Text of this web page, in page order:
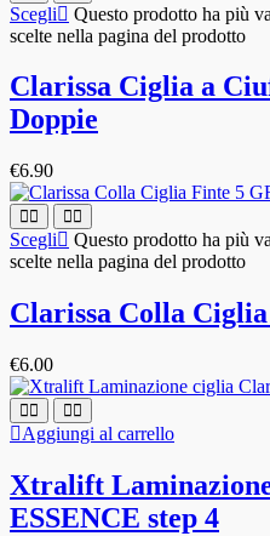
Scegli
Questo prodotto ha più
scelte nella pagina del prodotto
Clarissa Ciglia a
Doppie
€6.90
Scegli
Questo prodotto ha più
scelte nella pagina del prodotto
Clarissa Colla
€6.00
Aggiungi al carrello
Xtralift
ESSENCE step 4